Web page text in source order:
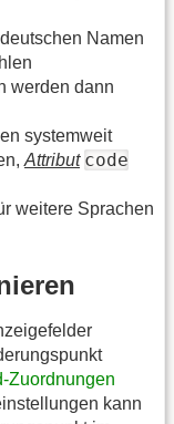
Namen
werden dann
systemweit
Attribut code
weitere Sprachen
Zuordnungen
kann